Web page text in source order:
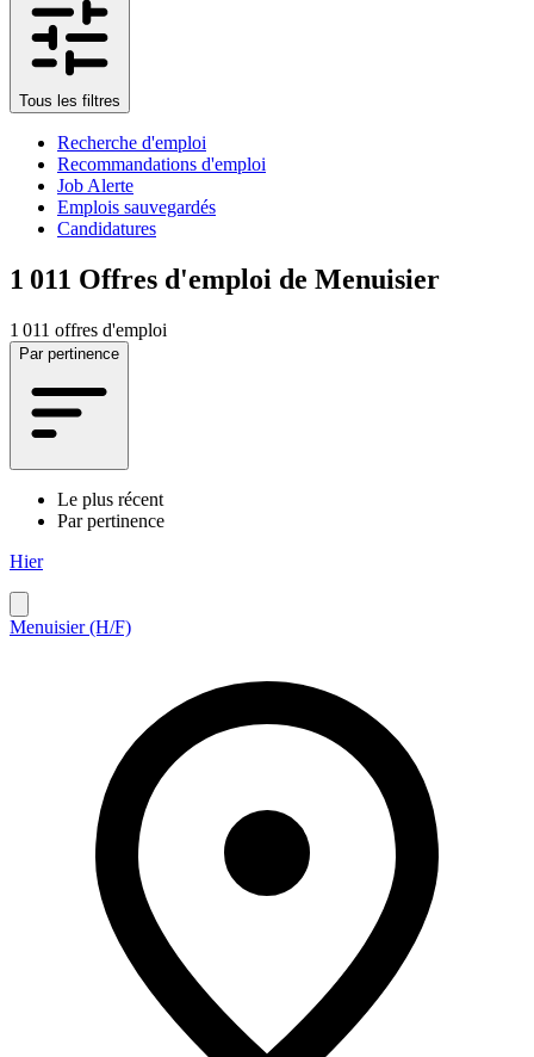
Tous les filtres
Recherche d'emploi
Recommandations d'emploi
Job Alerte
Emplois sauvegardés
Candidatures
1 011 Offres d'emploi de Menuisier
1 011 offres d'emploi
Par pertinence
Le plus récent
Par pertinence
Hier
Menuisier (H/F)